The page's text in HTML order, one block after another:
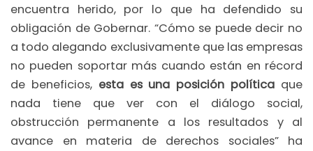
encuentra herido, por lo que ha defendido su
obligación de Gobernar. “Cómo se puede decir no
a todo alegando exclusivamente que las empresas
no pueden soportar más cuando están en récord
de beneficios,esta es una posición política que
nada tiene que ver con el diálogo social,
obstrucción permanente a los resultados y al
avance en materia de derechos sociales” ha